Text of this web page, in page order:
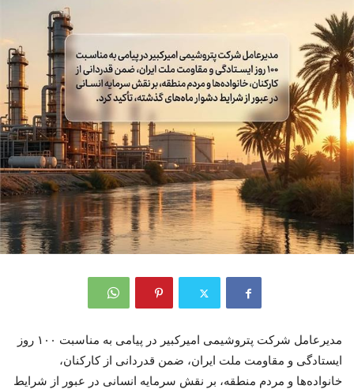
مدیرعامل شرکت پتروشیمی امیرکبیر در پیامی به مناسبت ۱۰۰ روز
ایستادگی و مقاومت ملت ایران، ضمن قدردانی از کارکنان،
خانواده‌ها و مردم منطقه، بر نقش سرمایه انسانی در عبور از شرایط